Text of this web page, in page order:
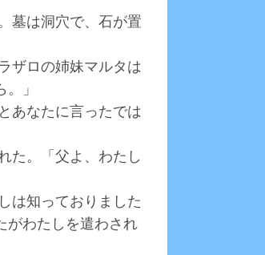
墓は洞穴で、石が置
ザロの姉妹マルタは
」
あなたに言ったでは
た。「父よ、わたし
は知っておりました
がわたしを遣わされ